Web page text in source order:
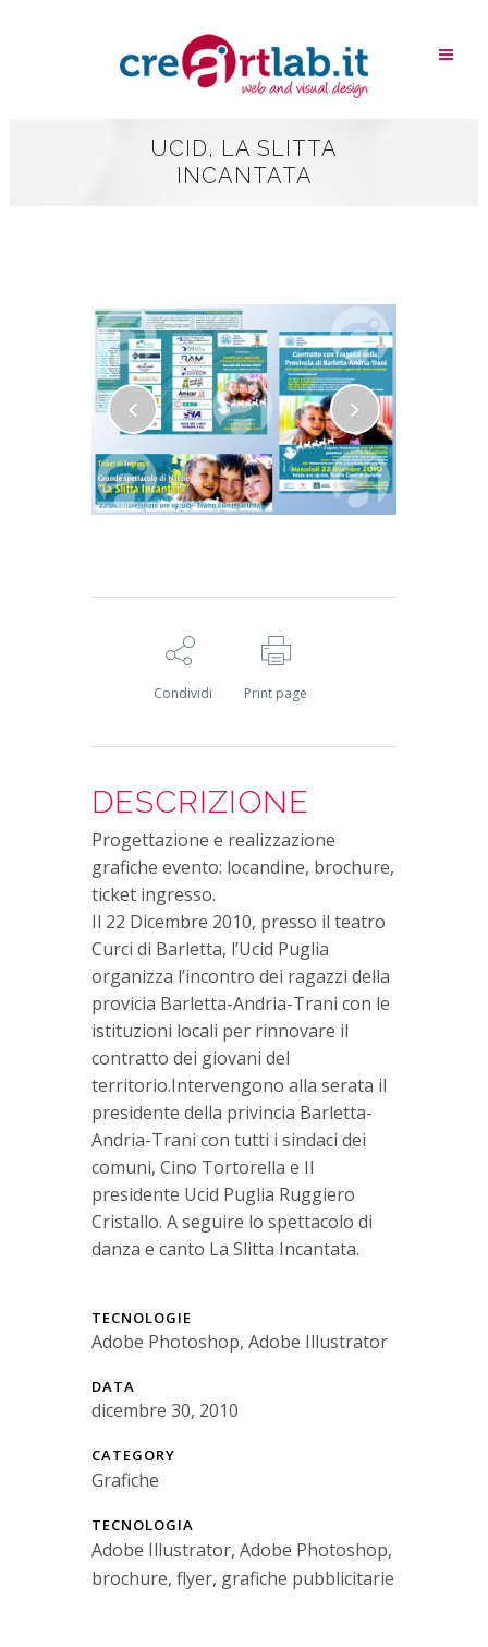
UCID, LA SLITTA
INCANTATA
Condividi Print page
DESCRIZIONE
Progettazione e realizzazione
grafiche evento: locandine, brochure,
ticket ingresso.
Il 22 Dicembre 2010, presso il teatro
Curci di Barletta, l’Ucid Puglia
organizza l’incontro dei ragazzi della
provicia Barletta-Andria-Trani con le
istituzioni locali per rinnovare il
contratto dei giovani del
territorio.Intervengono alla serata il
presidente della privincia Barletta-
Andria-Trani con tutti i sindaci dei
comuni, Cino Tortorella e Il
presidente Ucid Puglia Ruggiero
Cristallo. A seguire lo spettacolo di
danza e canto La Slitta Incantata.
TECNOLOGIE
Adobe Photoshop, Adobe Illustrator
DATA
dicembre 30, 2010
CATEGORY
Grafiche
TECNOLOGIA
Adobe Illustrator, Adobe Photoshop,
brochure, flyer, grafiche pubblicitarie